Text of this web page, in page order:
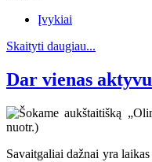
Įvykiai
Skaityti daugiau...
Dar vienas
Savaitgaliai dažnai yra